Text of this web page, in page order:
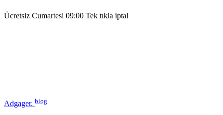
Ücretsiz Cumartesi 09:00 Tek tıkla iptal
Adgager. blog